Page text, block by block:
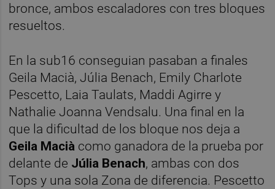
bronce, ambos escaladores con tres bloques
resueltos.
En la sub16 conseguian pasaban a finales
Geila Macià, Júlia Benach, Emily Charlote
Pescetto, Laia Taulats, Maddi Agirre y
Nathalie Joanna Vendsalu. Una final en la
que la dificultad de los bloque nos deja a
Geila Macià como ganadora de la prueba por
delante de Júlia Benach, ambas con dos
Tops y una sola Zona de diferencia. Pescetto